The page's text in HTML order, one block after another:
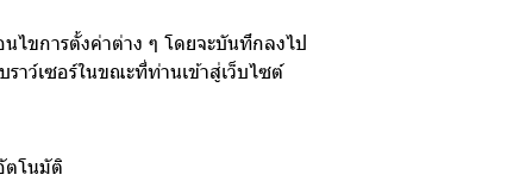
ไขการตั้งค่าต่าง ๆ โดยจะบันทึกลงไป
าว์เซอร์ในขณะที่ท่านเข้าสู่เว็บไซต์
ตโนมัติ